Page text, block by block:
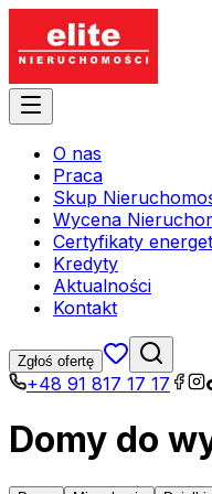
O nas
Praca
Skup
Wycena
Certyfikaty
Kredyty
Aktualności
Kontakt
Zgłoś ofertę
+48 91 817 17 17
Domy do